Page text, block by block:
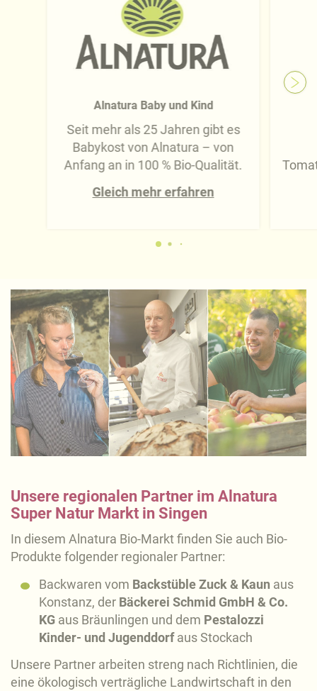
Alnatura Baby und Kind
Seit mehr als 25 Jahren gibt es
Babykost von Alnatura – von
Anfang an in 100 % Bio-Qualität.
Gleich mehr erfahren
Unsere regionalen Partner im Alnatura
Super Natur Markt in Singen
In diesem Alnatura Bio-Markt finden Sie auch Bio-
Produkte folgender regionaler Partner:
Backwaren vom Backstüble Zuck & Kaun aus
Konstanz, der Bäckerei Schmid GmbH & Co.
KG aus Bräunlingen und dem Pestalozzi
Kinder- und Jugenddorfaus Stockach
Unsere Partner arbeiten streng nach Richtlinien, die
eine ökologisch verträgliche Landwirtschaft in den